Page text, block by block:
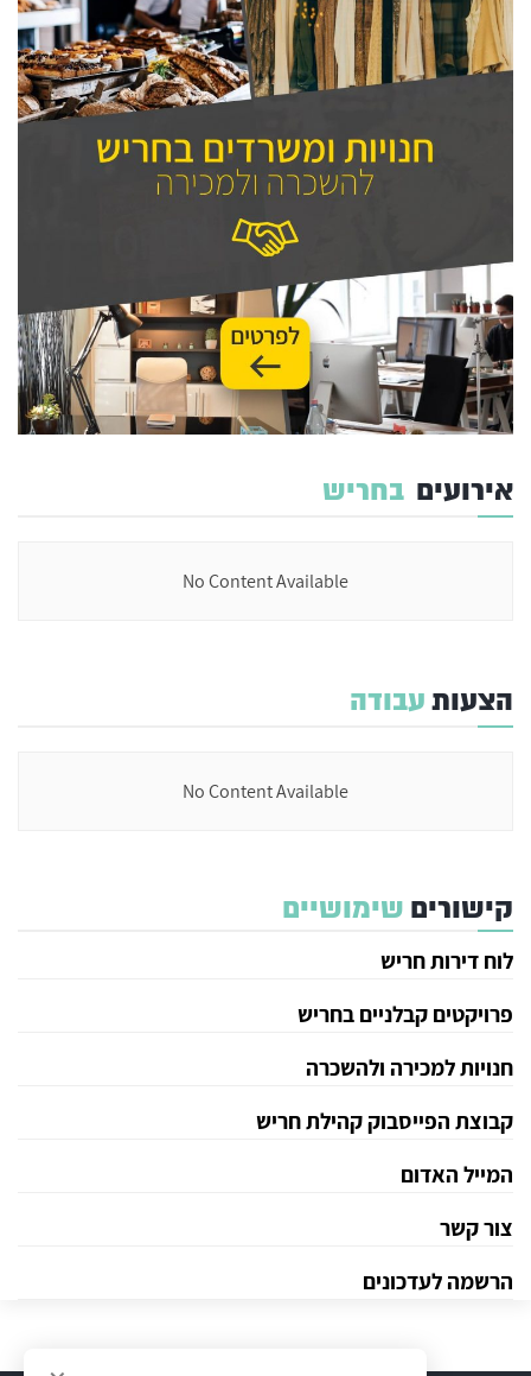
אירועים בחריש
No Content Available
הצעותעבודה
No Content Available
קישורים שימושיים
לוח דירות חריש
פרויקטים קבלניים בחריש
חנויות למכירה ולהשכרה
קבוצת הפייסבוק קהילת חריש
המייל האדום
צור קשר
הרשמה לעדכונים